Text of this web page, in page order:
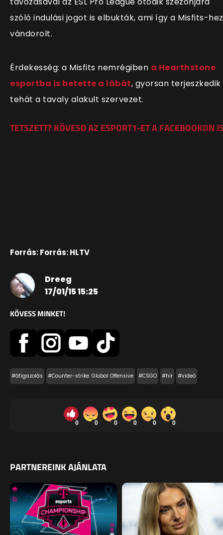
szóló indulási jogot is elbukták, ami így a Misfits-hez
vándorolt.
Érdekesség: a Misfits nemrégiben a Hearthstone
esportba is betette a lábát, gyorsan terjeszkedik
tehát a tavaly alakult szervezet.
TETSZETT? KÖVESD AZ ESPORT1-ET A FACEBOOKON
Forrás: Forrás: HLTV
Dreeg
17/01/15 15:25
KÖVESS MINKET!
#átigazolás #Counter-strike: Global Offensive #CSGO #hír #videó
0 0 0 0 0 0
PARTNEREINK AJÁNLATA